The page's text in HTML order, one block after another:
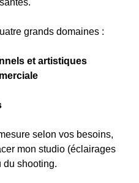
grands domaines :
et artistiques
selon vos besoins,
mon studio (éclairages
du shooting.